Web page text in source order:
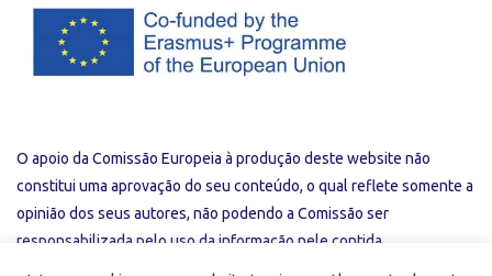
O apoio da Comissão Europeia à produção deste website não
constitui uma aprovação do seu conteúdo, o qual reflete somente a
opinião dos seus autores, não podendo a Comissão ser
responsabilizada pelo uso da informação nele contida.